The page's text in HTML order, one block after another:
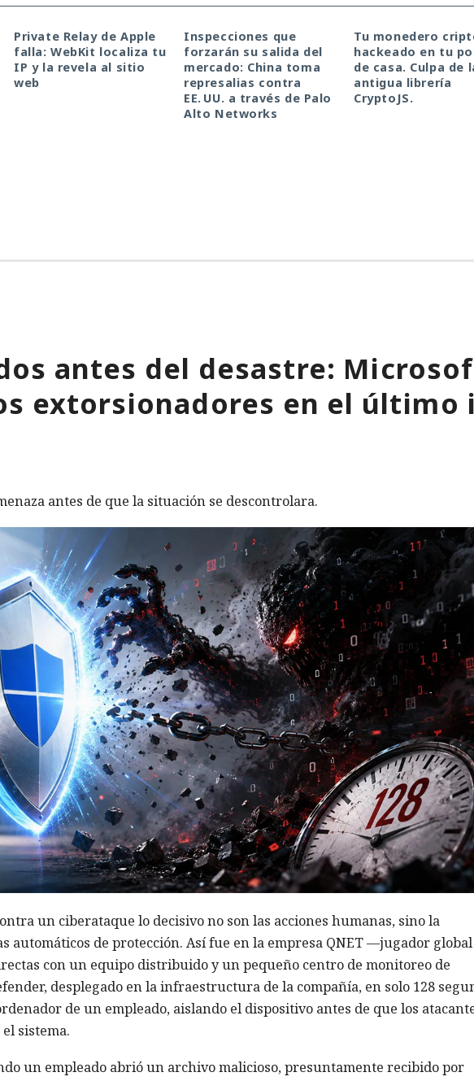
Private Relay de Apple
falla: WebKit localiza tu
IP y la revela al sitio
web
Inspecciones que
forzarán su salida del
mercado: China toma
represalias contra
EE. UU. a través de Palo
Alto Networks
Tu monedero
hackeado en tu
de casa. Culpa de
antigua librería
CryptoJS.
antes del desastre:
extorsionadores en el último
antes de que la situación se descontrolara.
un ciberataque lo decisivo no son las acciones humanas, sino la
automáticos de protección. Así fue en la empresa QNET —jugador
con un equipo distribuido y un pequeño centro de monitoreo de
desplegado en la infraestructura de la compañía, en solo 128
de un empleado, aislando el dispositivo antes de que los
sistema.
un empleado abrió un archivo malicioso, presuntamente recibido por